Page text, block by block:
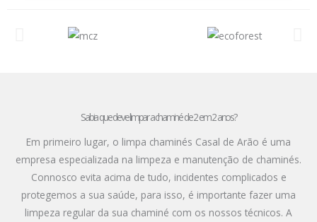
Sabia que deve limpar a chaminé de 2 em 2 anos?
Em primeiro lugar, o limpa chaminés Casal de Arão é uma
empresa especializada na limpeza e manutenção de chaminés.
Connosco evita acima de tudo, incidentes complicados e
protegemos a sua saúde, para isso, é importante fazer uma
limpeza regular da sua chaminé com os nossos técnicos. A